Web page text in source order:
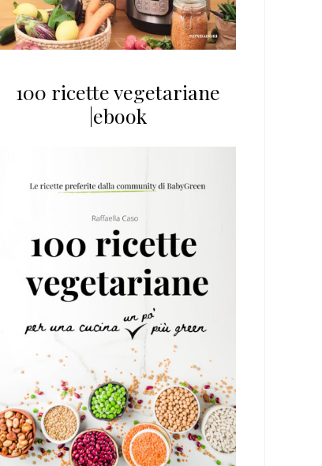
100 ricette vegetariane
|ebook